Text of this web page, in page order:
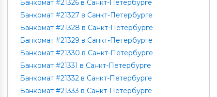
Банкомат #21326 в Санкт-Петербурге
Банкомат #21327 в Санкт-Петербурге
Банкомат #21328 в Санкт-Петербурге
Банкомат #21329 в Санкт-Петербурге
Банкомат #21330 в Санкт-Петербурге
Банкомат #21331 в Санкт-Петербурге
Банкомат #21332 в Санкт-Петербурге
Банкомат #21333 в Санкт-Петербурге